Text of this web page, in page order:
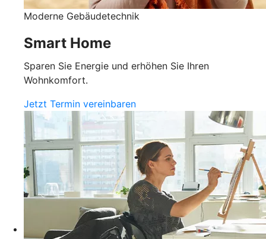
Moderne Gebäudetechnik
Smart Home
Sparen Sie Energie und erhöhen Sie Ihren
Wohnkomfort.
Jetzt Termin vereinbaren